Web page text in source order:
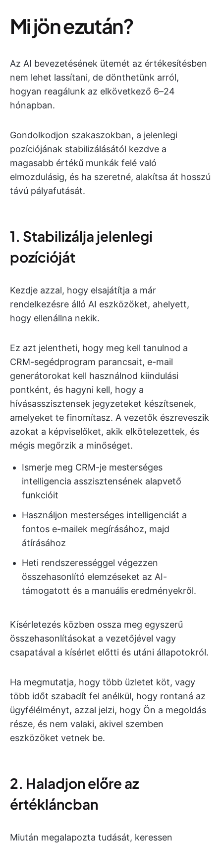
Mi jön ezután?
Az AI bevezetésének ütemét az értékesítésben
nem lehet lassítani, de dönthetünk arról,
hogyan reagálunk az elkövetkező 6–24
hónapban.
Gondolkodjon szakaszokban, a jelenlegi
pozíciójának stabilizálásától kezdve a
magasabb értékű munkák felé való
elmozdulásig, és ha szeretné, alakítsa át hosszú
távú pályafutását.
1. Stabilizálja jelenlegi
pozícióját
Kezdje azzal, hogy elsajátítja a már
rendelkezésre álló AI eszközöket, ahelyett,
hogy ellenállna nekik.
Ez azt jelentheti, hogy meg kell tanulnod a
CRM-segédprogram parancsait, e-mail
generátorokat kell használnod kiindulási
pontként, és hagyni kell, hogy a
hívásasszisztensek jegyzeteket készítsenek,
amelyeket te finomítasz. A vezetők észreveszik
azokat a képviselőket, akik elkötelezettek, és
mégis megőrzik a minőséget.
Ismerje meg CRM-je mesterséges
intelligencia asszisztensének alapvető
funkcióit
Használjon mesterséges intelligenciát a
fontos e-mailek megírásához, majd
átírásához
Heti rendszerességgel végezzen
összehasonlító elemzéseket az AI-
támogatott és a manuális eredményekről.
Kísérletezés közben ossza meg egyszerű
összehasonlításokat a vezetőjével vagy
csapatával a kísérlet előtti és utáni állapotokról.
Ha megmutatja, hogy több üzletet köt, vagy
több időt szabadít fel anélkül, hogy rontaná az
ügyfélélményt, azzal jelzi, hogy Ön a megoldás
része, és nem valaki, akivel szemben
eszközöket vetnek be.
2. Haladjon előre az
értékláncban
Miután megalapozta tudását, keressen